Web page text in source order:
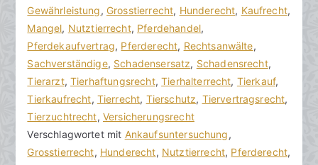
h
o
r
a
k
R
e
c
h
t
r
a
g
v
e
r
ö
f
Gewährleistung, Grosstierrecht, Hunderecht, Kaufrecht,
Mangel, Nutztierrecht, Pferdehandel,
Pferdekaufvertrag, Pferderecht, Rechtsanwälte,
Sachverständige, Schadensersatz, Schadensrecht,
Tierarzt,Tierhaftungsrecht,Tierhalterrecht, Tierkauf,
Tierkaufrecht, Tierrecht, Tierschutz, Tiervertragsrecht,
Tierzuchtrecht, Versicherungsrecht
Verschlagwortet mit Ankaufsuntersuchung,
Grosstierrecht, Hunderecht, Nutztierrecht, Pferderecht,
n
e
K
o
m
m
e
n
t